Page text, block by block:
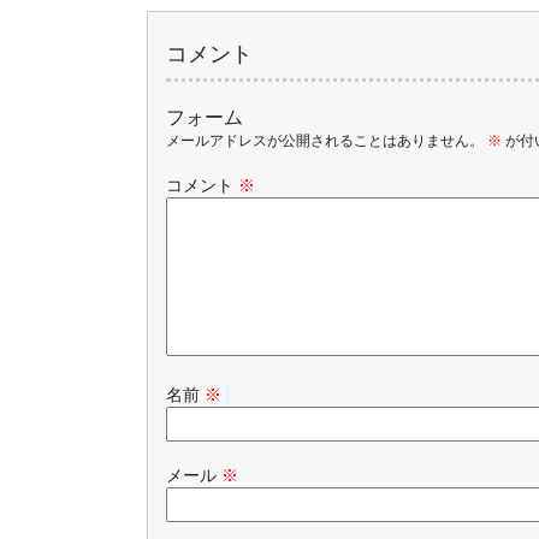
コメント
フォーム
メールアドレスが公開されることはありません。 ※ が付
コメント ※
名前 ※
メール ※